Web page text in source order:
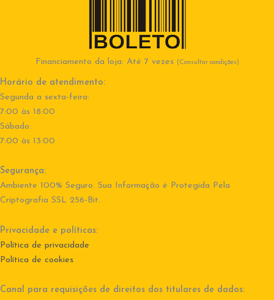
Financiamento da loja: Até 7 vezes (Consultar condições)
Horário de atendimento:
Segunda a sexta-feira:
7:00 às 18:00
Sábado:
7:00 às 13:00
Segurança:
Ambiente 100% Seguro. Sua Informação é Protegida Pela
Criptografia SSL 256-Bit.
Privacidade e políticas:
Política de privacidade
Política de cookies
Canal para requisições de direitos dos titulares de dados: